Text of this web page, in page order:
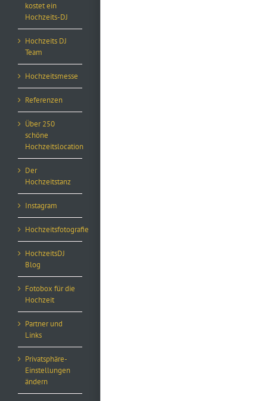
kostet ein
Hochzeits-DJ
Hochzeits DJ
Team
Hochzeitsmesse
Referenzen
Über 250
schöne
Hochzeitslocation
Der
Hochzeitstanz
Instagram
Hochzeitsfotografie
HochzeitsDJ
Blog
Fotobox für die
Hochzeit
Partner und
Links
Privatsphäre-
Einstellungen
ändern